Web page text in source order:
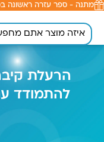
לתוכן
מתנה - ספר עזרה ראשונה
הרעלת
להתמודד